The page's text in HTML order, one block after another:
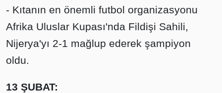
- Kıtanın en önemli futbol organizasyonu
Afrika Uluslar Kupası'nda Fildişi Sahili,
Nijerya'yı 2-1 mağlup ederek şampiyon
oldu.
13 ŞUBAT: